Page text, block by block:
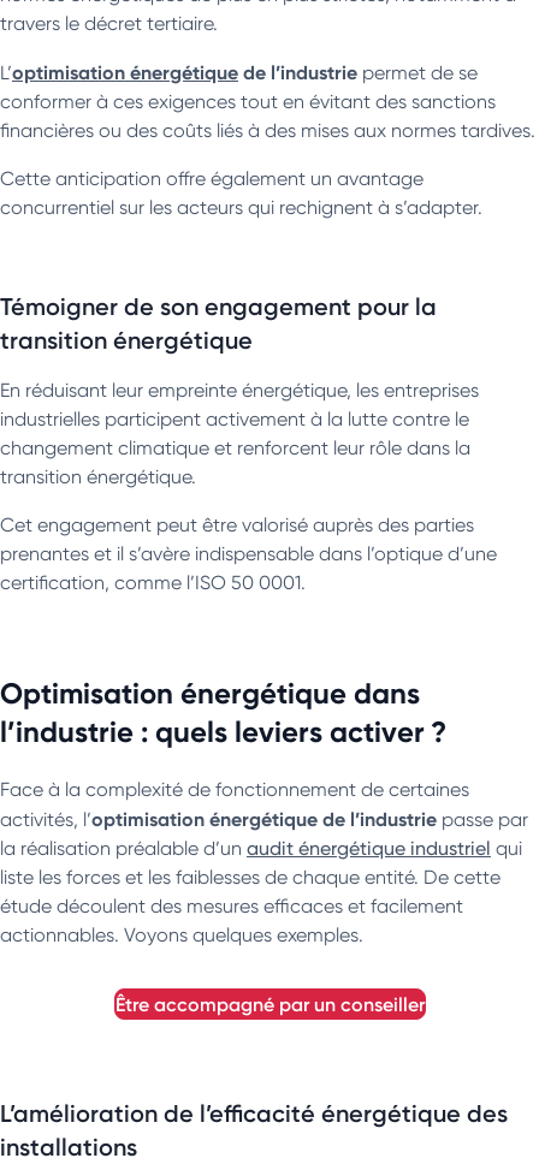
travers le décret tertiaire.
L’optimisation énergétique de l’industrie permet de se
conformer à ces exigences tout en évitant des sanctions
financières ou des coûts liés à des mises aux normes tardives.
Cette anticipation offre également un avantage
concurrentiel sur les acteurs qui rechignent à s’adapter.
Témoigner de son engagement pour la
transition énergétique
En réduisant leur empreinte énergétique, les entreprises
industrielles participent activement à la lutte contre le
changement climatique et renforcent leur rôle dans la
transition énergétique.
Cet engagement peut être valorisé auprès des parties
prenantes et il s’avère indispensable dans l’optique d’une
certification, comme l’ISO 50 0001.
Optimisation énergétique dans
l’industrie : quels leviers activer ?
Face à la complexité de fonctionnement de certaines
activités, l’optimisation énergétique de l’industrie passe par
la réalisation préalable d’un audit énergétique industriel qui
liste les forces et les faiblesses de chaque entité. De cette
étude découlent des mesures efficaces et facilement
actionnables. Voyons quelques exemples.
être accompagné par un conseiller
L’amélioration de l’efficacité énergétique des
installations